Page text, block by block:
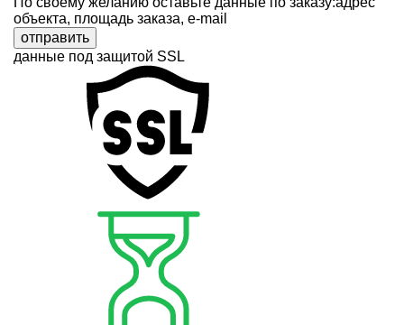
объекта, площадь заказа, e-mail
отправить
данные под защитой SSL